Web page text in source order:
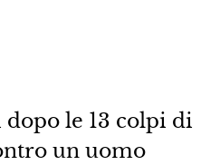
dopo le 13 colpi di
un uomo